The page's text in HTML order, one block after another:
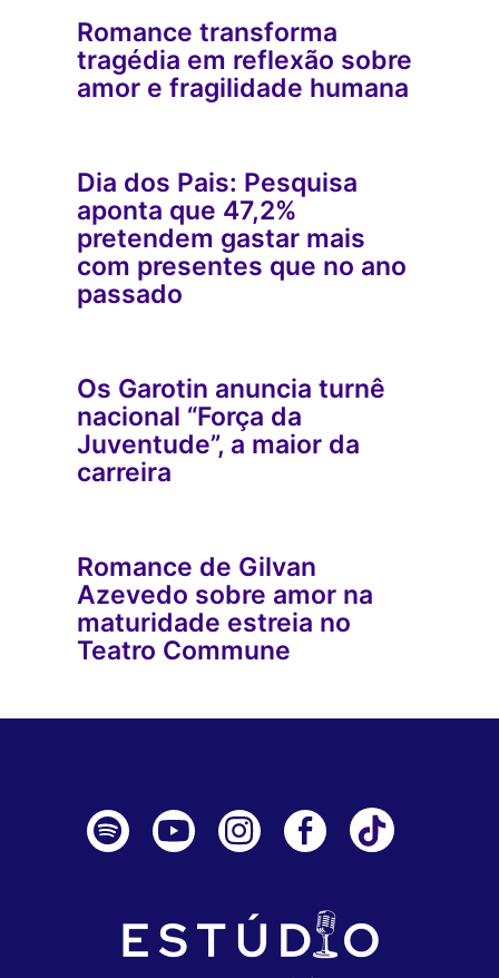
Romance transforma
tragédia em reflexão sobre
amor e fragilidade humana
Dia dos Pais: Pesquisa
aponta que 47,2%
pretendem gastar mais
com presentes que no ano
passado
Os Garotin anuncia turnê
nacional “Força da
Juventude”, a maior da
carreira
Romance de Gilvan
Azevedo sobre amor na
maturidade estreia no
Teatro Commune